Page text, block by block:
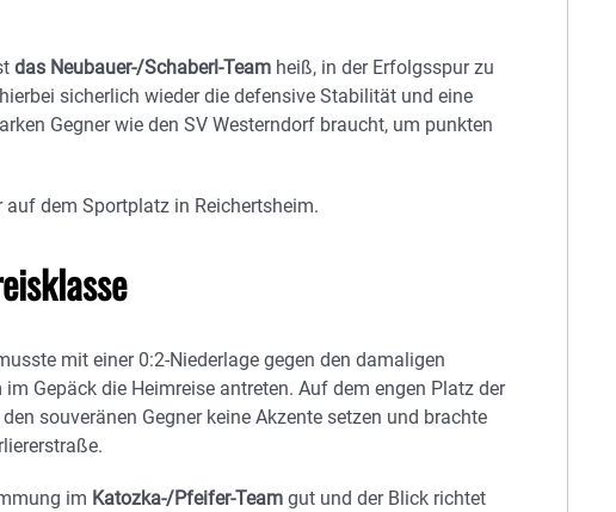
das Neubauer-/Schaberl-Team heiß, in der Erfolgsspur zu
sicherlich wieder die defensive Stabilität und eine
Gegner wie den SV Westerndorf braucht, um punkten
dem Sportplatz in Reichertsheim.
mit einer 0:2-Niederlage gegen den damaligen
Gepäck die Heimreise antreten. Auf dem engen Platz der
souveränen Gegner keine Akzente setzen und brachte
im Katozka-/Pfeifer-Team gut und der Blick richtet